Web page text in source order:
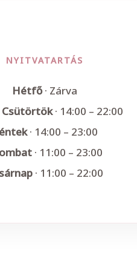
NYITVATARTÁS
Hétfő· Zárva
Csütörtök· 14:00 – 22:00
· 14:00 – 23:00
· 11:00 – 23:00
· 11:00 – 22:00